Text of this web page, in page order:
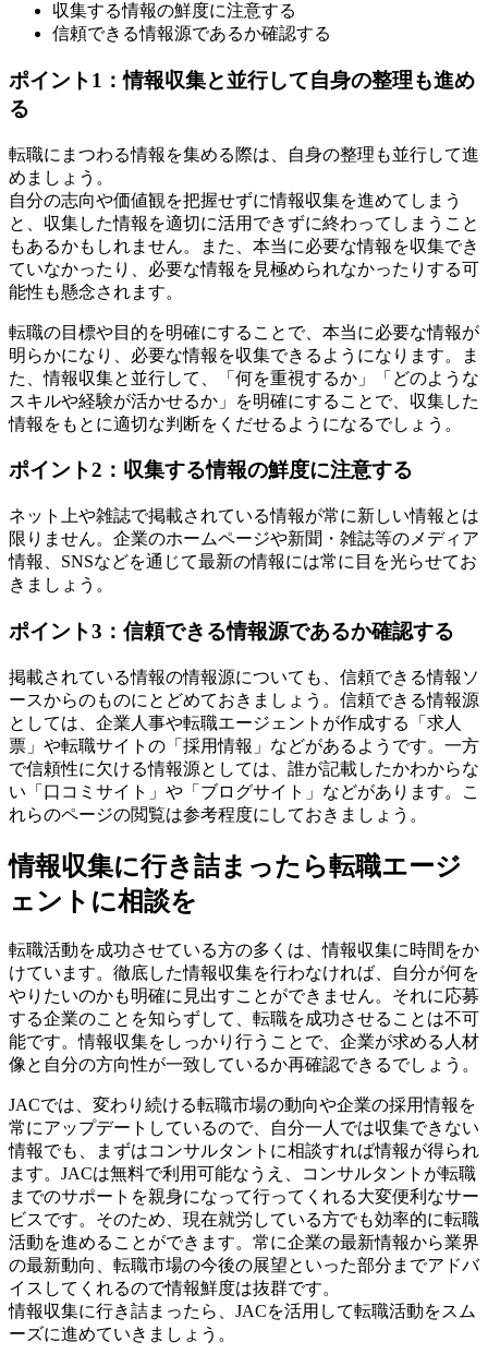
収集する情報の鮮度に注意する
信頼できる情報源であるか確認する
ポイント1：情報収集と並行して自身の整理も進め
る
転職にまつわる情報を集める際は、自身の整理も並行して進
めましょう。
自分の志向や価値観を把握せずに情報収集を進めてしまう
と、収集した情報を適切に活用できずに終わってしまうこと
もあるかもしれません。また、本当に必要な情報を収集でき
ていなかったり、必要な情報を見極められなかったりする可
能性も懸念されます。
転職の目標や目的を明確にすることで、本当に必要な情報が
明らかになり、必要な情報を収集できるようになります。ま
た、情報収集と並行して、「何を重視するか」「どのような
スキルや経験が活かせるか」を明確にすることで、収集した
情報をもとに適切な判断をくだせるようになるでしょう。
ポイント2：収集する情報の鮮度に注意する
ネット上や雑誌で掲載されている情報が常に新しい情報とは
限りません。企業のホームページや新聞・雑誌等のメディア
情報、SNSなどを通じて最新の情報には常に目を光らせてお
きましょう。
ポイント3：信頼できる情報源であるか確認する
掲載されている情報の情報源についても、信頼できる情報ソ
ースからのものにとどめておきましょう。信頼できる情報源
としては、企業人事や転職エージェントが作成する「求人
票」や転職サイトの「採用情報」などがあるようです。一方
で信頼性に欠ける情報源としては、誰が記載したかわからな
い「口コミサイト」や「ブログサイト」などがあります。こ
れらのページの閲覧は参考程度にしておきましょう。
情報収集に行き詰まったら転職エージ
ェントに相談を
転職活動を成功させている方の多くは、情報収集に時間をか
けています。徹底した情報収集を行わなければ、自分が何を
やりたいのかも明確に見出すことができません。それに応募
する企業のことを知らずして、転職を成功させることは不可
能です。情報収集をしっかり行うことで、企業が求める人材
像と自分の方向性が一致しているか再確認できるでしょう。
JACでは、変わり続ける転職市場の動向や企業の採用情報を
常にアップデートしているので、自分一人では収集できない
情報でも、まずはコンサルタントに相談すれば情報が得られ
ます。JACは無料で利用可能なうえ、コンサルタントが転職
までのサポートを親身になって行ってくれる大変便利なサー
ビスです。そのため、現在就労している方でも効率的に転職
活動を進めることができます。常に企業の最新情報から業界
の最新動向、転職市場の今後の展望といった部分までアドバ
イスしてくれるので情報鮮度は抜群です。
情報収集に行き詰まったら、JACを活用して転職活動をスム
ーズに進めていきましょう。